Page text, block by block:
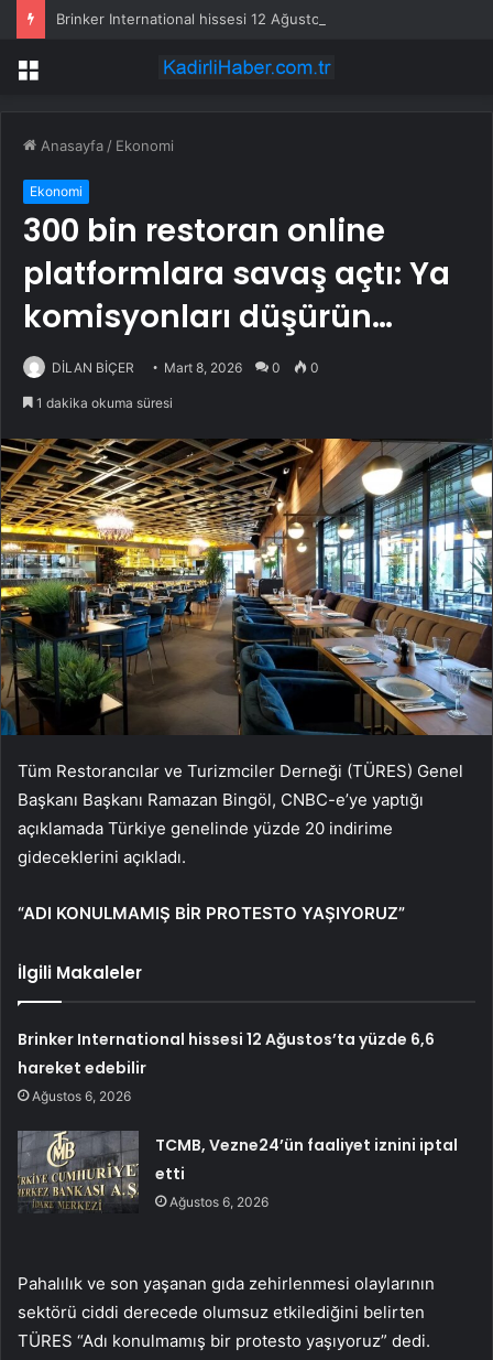
Menü
Anasayfa / Ekonomi
Ekonomi
300 bin restoran online
platformlara savaş açtı: Ya
komisyonları düşürün…
DİLAN BİÇER Mart 8, 2026 0 0
1 dakika okuma süresi
Tüm Restorancılar ve Turizmciler Derneği (TÜRES) Genel
Başkanı Başkanı Ramazan Bingöl, CNBC-e’ye yaptığı
açıklamada Türkiye genelinde yüzde 20 indirime
gideceklerini açıkladı.
“ADI KONULMAMIŞ BİR PROTESTO YAŞIYORUZ”
İlgili Makaleler
Brinker International hissesi 12 Ağustos’ta yüzde 6,6
hareket edebilir
Ağustos 6, 2026
TCMB, Vezne24’ün faaliyet iznini iptal
etti
Ağustos 6, 2026
Pahalılık ve son yaşanan gıda zehirlenmesi olaylarının
sektörü ciddi derecede olumsuz etkilediğini belirten
TÜRES “Adı konulmamış bir protesto yaşıyoruz” dedi.